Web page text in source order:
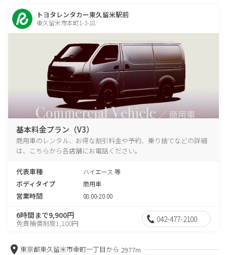
トヨタレンタカー東久留米駅前
東久留米市本町1-3-18
基本料金プラン（V3）
商用車のレンタル、お得な割引料金や予約、乗り捨てなどの詳細
は、こちらから各店舗にお電話ください。
代表車種 ハイエース 等
ボディタイプ 商用車
営業時間 08:00-20:00
6時間まで9,900円
免責補償制度1,100円 042-477-2100
東京都東久留米市幸町一丁目から 2977m